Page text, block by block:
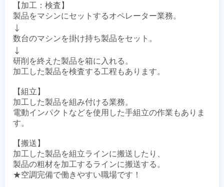
【加工：検査】
製品をマシンにセットするオペレーター業務。
↓
数台のマシンを掛け持ち製品をセット。
↓
研削を終えた製品を箱に入れる。
加工した製品を検査する工程もあります。
【組立】
加工した製品を組み付ける業務。
電動インパクトなどを使用した手組立の作業もありま
す。
【搬送】
加工した製品を組立ラインに搬送したり、
製品の粗材を加工するラインに搬送する。
★空調完備で働きやすい職場です！